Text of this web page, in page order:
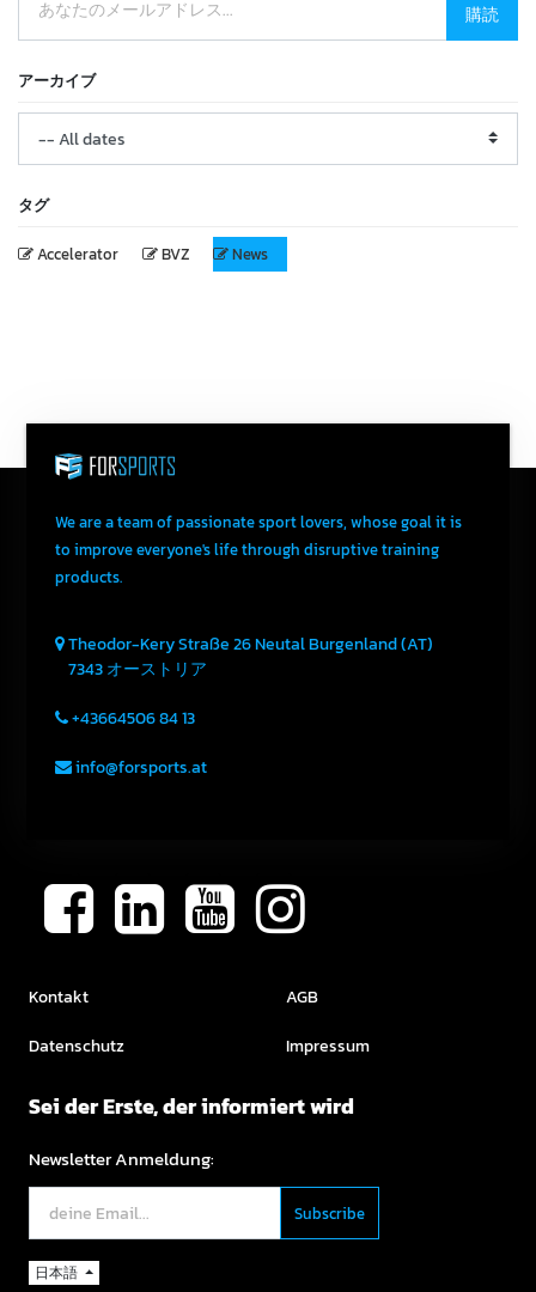
購読
アーカイブ
タグ
Accelerator BVZ News
We are a team of passionate sport lovers, whose goal it is
to improve everyone's life through disruptive training
products.
Theodor-Kery Straße 26NeutalBurgenland (AT)
7343オーストリア
+43664506 84 13
info@forsports.at
Kontakt
Datenschutz
AGB
Impressum
Sei der Erste, der informiert wird
Newsletter Anmeldung:
日本語